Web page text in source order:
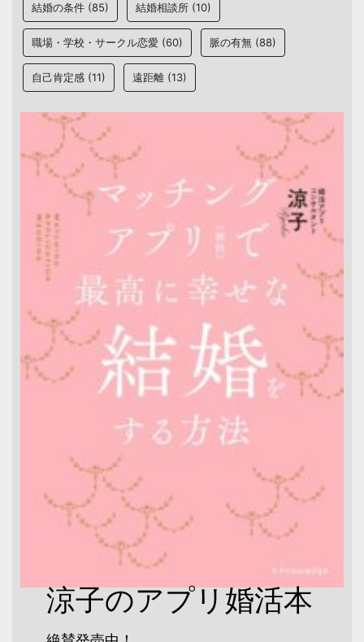
結婚の条件 (85) 結婚相談所 (10)
職場・学校・サークル恋愛 (60) 脈の有無 (88)
自己肯定感 (11) 遠距離 (13)
涼子のアプリ婚活本